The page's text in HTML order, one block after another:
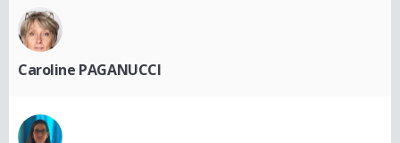
Caroline PAGANUCCI